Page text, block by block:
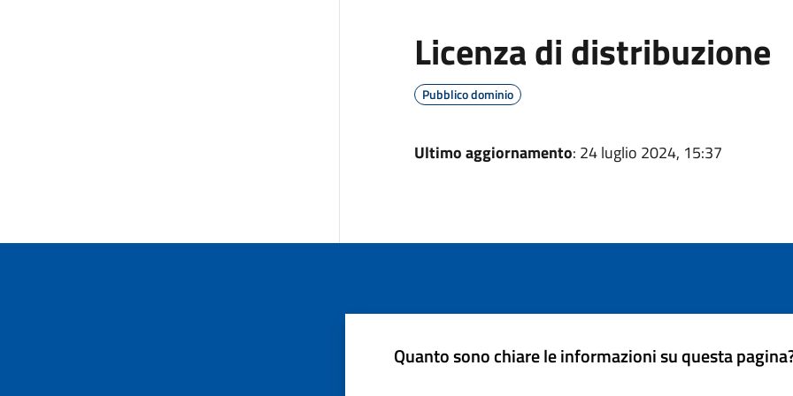
Licenza di distribuzione
Pubblico dominio
Ultimo aggiornamento: 24 luglio 2024, 15:37
Quanto sono chiare le informazioni su questa